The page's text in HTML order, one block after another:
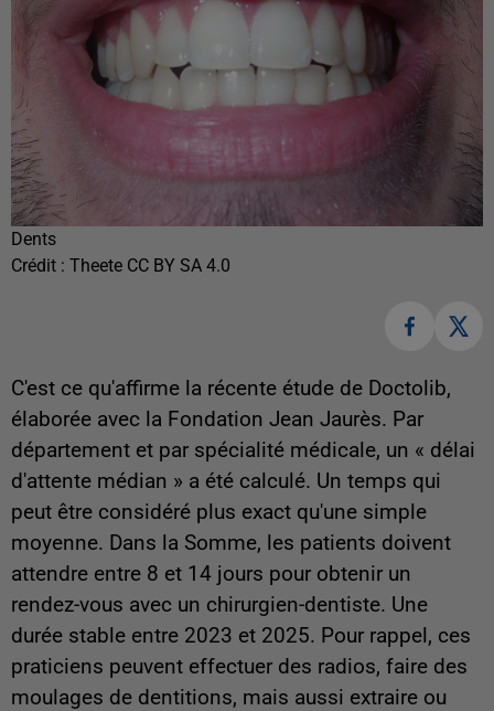
Dents
Crédit : Theete CC BY SA 4.0
C'est ce qu'affirme la récente étude de Doctolib,
élaborée avec la Fondation Jean Jaurès. Par
département et par spécialité médicale, un « délai
d'attente médian » a été calculé. Un temps qui
peut être considéré plus exact qu'une simple
moyenne. Dans la Somme, les patients doivent
attendre entre 8 et 14 jours pour obtenir un
rendez-vous avec un chirurgien-dentiste. Une
durée stable entre 2023 et 2025. Pour rappel, ces
praticiens peuvent effectuer des radios, faire des
moulages de dentitions, mais aussi extraire ou